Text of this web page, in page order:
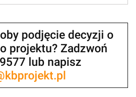
podjęcie decyzji o
projektu? Zadzwoń
lub napisz